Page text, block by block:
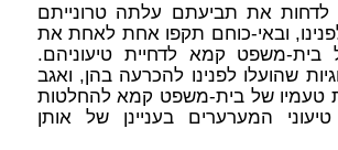
לדחות את תביעתם עלתה טרונייתם
ובאי-כוחם תקפו אחת לאחת את
בית-משפט קמא לדחיית טיעוניהם.
שהועלו לפנינו להכרעה בהן, ואגב
טעמיו של בית-משפט קמא להחלטות
המערערים בעניינן של אותן